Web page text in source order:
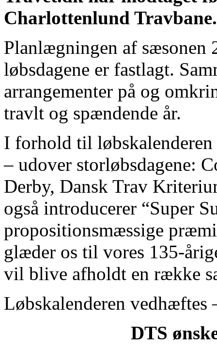
Charlottenlund Travbane.
Planlægningen af sæsonen
løbsdagene er fastlagt.
arrangementer på og
travlt og spændende år.
I forhold til løbskalenderen
– udover storløbsdagene:
Derby, Dansk Trav
også introducerer “Super
propositionsmæssige
glæder os til vores 135-
vil blive afholdt en række
Løbskalenderen vedhæftes
DTS